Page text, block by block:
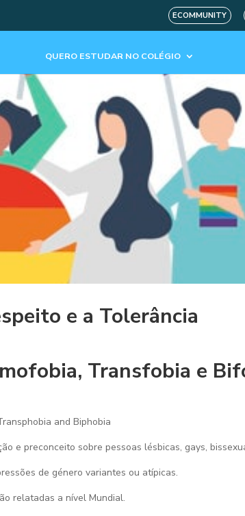
ECOMMUNITY
QUERO ESTUDAR NO COLÉGIO
e a Tolerância
Transfobia e
and Biphobia
e preconceito sobre pessoas lésbicas, gays,
de género variantes ou atípicas.
relatadas a nível Mundial.